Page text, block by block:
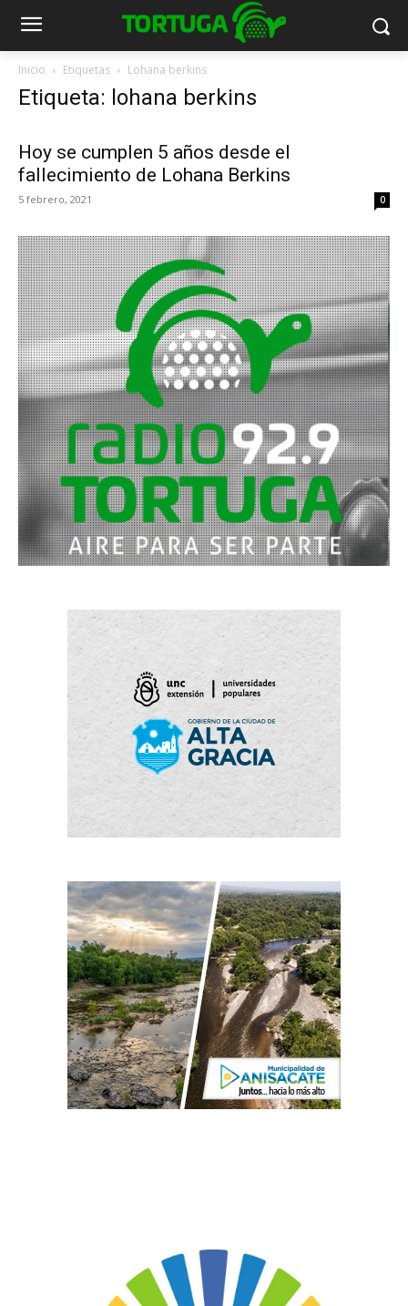
Inicio Etiquetas Lohana berkins
Etiqueta: lohana berkins
Hoy se cumplen 5 años desde el
fallecimiento de Lohana Berkins
5 febrero, 2021 0